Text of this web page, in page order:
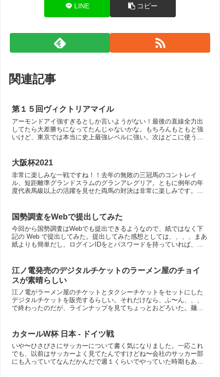
LINE コピー
関連記事
第１５回ヴィクトリアマイル
アーモンドアイ強すぎるとしか言いようがない！最後の直線全力出
してたら大差勝ちになってたんじゃないかな。もちろんもともと強
いけど、東京では本当に史上最強レベルに強い。次はどこに使うの
大阪杯2021
非常に楽しみな一戦ですね！！去年の無敗の三冠馬のコントレイ
ル、短距離準グランドスラムのグランアレグリア。ともに例年の年
度代表馬級以上の活躍を見せた両馬の対決は非常に楽しみです。さ
国勢調査をWebで提出してみた
今回から国勢調査はWebでも提出できるようなので、紙ではなく下
記の Web で提出してみた。提出してみた感想としては、、、、まあ
紙よりも簡単だし、ログインIDをとパスワードを持っていれば、提
江ノ電発売のデジタルチケットのラーメン屋のチョイ
スが素晴らしい
江ノ電がラーメン屋のチケットとタクシーチケットをセットにした
デジタルチケットを販売するらしい。それだけなら、ふ〜ん、、、
で終わったのだが、ラインナップを見てちょっとおどろいた。麺や
カタールW杯 日本 - ドイツ戦
いや〜ひさびさにサッカーについて書く気になりました。一応これ
でも、以前はサッカーよく見てたんですけどね〜会社のサッカー部
にも入っていてなんだかんだで週１くらいでやっていた時期もあっ